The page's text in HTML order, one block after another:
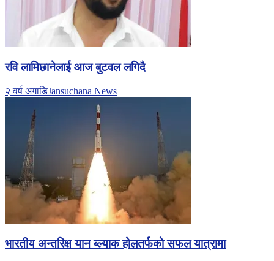
रवि लामिछानेलाई आज बुटवल लगिदै
२ वर्ष अगाडिJansuchana News
भारतीय अन्तरिक्ष यान ब्ल्याक होलतर्फको सफल यात्रामा